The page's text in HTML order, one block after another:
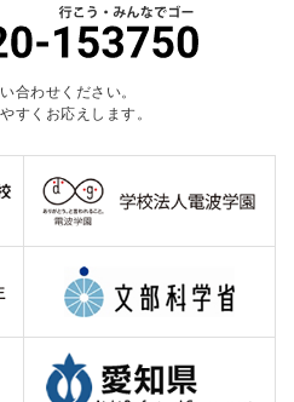
合わせください。
すくお応えします。